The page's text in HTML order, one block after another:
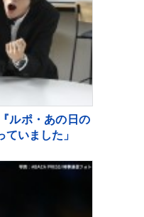
ルポ・あの日の
いました」